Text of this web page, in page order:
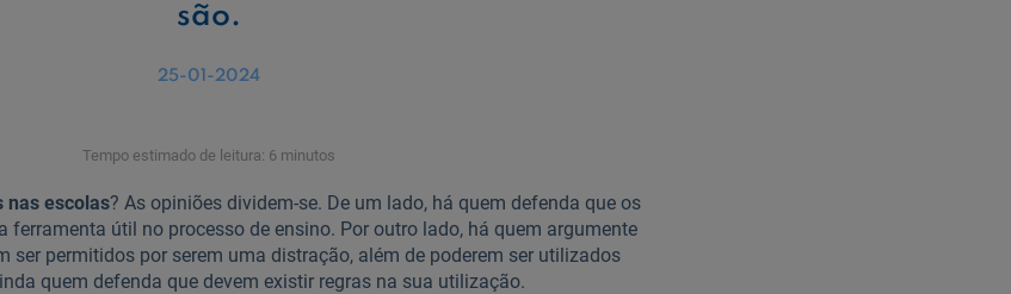
são.
25-01-2024
Tempo estimado de leitura: 6 minutos
nas escolas? As opiniões dividem-se. De um lado, há quem defenda que os
ferramenta útil no processo de ensino. Por outro lado, há quem argumente
ser permitidos por serem uma distração, além de poderem ser utilizados
quem defenda que devem existir regras na sua utilização.